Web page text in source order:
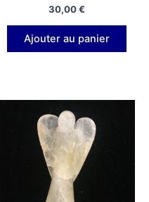
30,00€
Ajouter au panier